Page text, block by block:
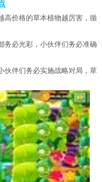
高价格的草本植物越厉害，循
务必光彩，小伙伴们务必准确
伙伴们务必实施战略对局，草